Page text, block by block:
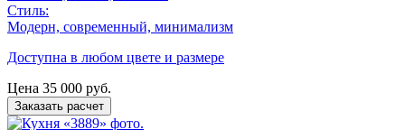
Стиль:
Модерн, современный, минимализм
Доступна в любом цвете и размере
Цена 35 000 руб.
Заказать расчет